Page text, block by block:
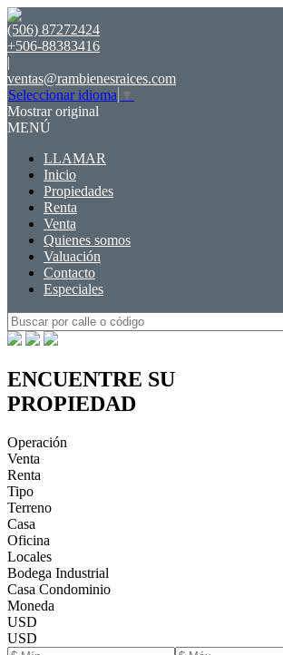
(506) 87272424
+506-88383416
|
ventas@rambienesraices.com
Seleccionar idioma ▼
Mostrar original
MENÚ
LLAMAR
Inicio
Propiedades
Renta
Venta
Quienes somos
Valuación
Contacto
Especiales
ENCUENTRE SU
PROPIEDAD
Operación
Venta
Renta
Tipo
Terreno
Casa
Oficina
Locales
Bodega Industrial
Casa Condominio
Moneda
USD
USD